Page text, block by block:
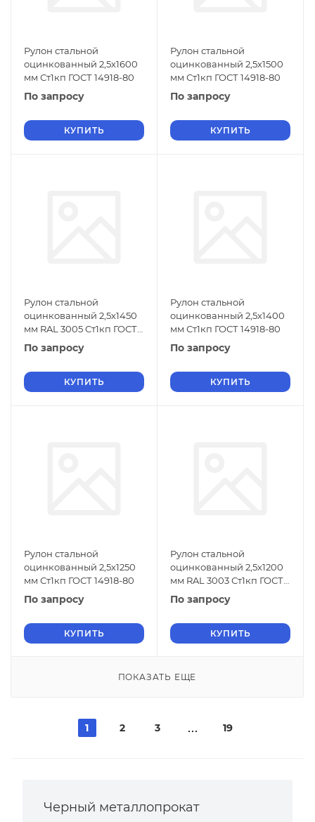
Рулон стальной
оцинкованный 2,5х1600
мм Ст1кп ГОСТ 14918-80
По запросу
КУПИТЬ
Рулон стальной
оцинкованный 2,5х1500
мм Ст1кп ГОСТ 14918-80
По запросу
КУПИТЬ
Рулон стальной
оцинкованный 2,5х1450
мм RAL 3005 Ст1кп ГОСТ
14918-80
По запросу
КУПИТЬ
Рулон стальной
оцинкованный 2,5х1400
мм Ст1кп ГОСТ 14918-80
По запросу
КУПИТЬ
Рулон стальной
оцинкованный 2,5х1250
мм Ст1кп ГОСТ 14918-80
По запросу
КУПИТЬ
Рулон стальной
оцинкованный 2,5х1200
мм RAL 3003 Ст1кп ГОСТ
14918-80
По запросу
КУПИТЬ
ПОКАЗАТЬ ЕЩЕ
1 2 3 19
Черный металлопрокат